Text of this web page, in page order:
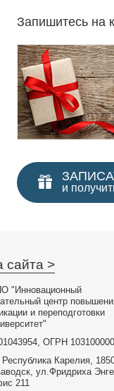
Запишитесь на
и
сайта >
"Инновационный
центр
и переподготовки
ОГРН
Республика Карелия,
ул.Фридриха
211